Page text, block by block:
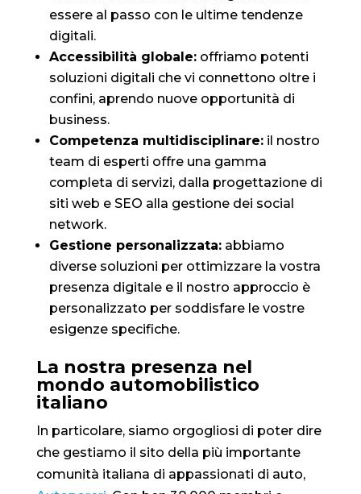
essere al passo con le ultime tendenze
digitali.
Accessibilità globale:offriamo potenti
soluzioni digitali che vi connettono oltre i
confini, aprendo nuove opportunità di
business.
Competenza multidisciplinare:il nostro
team di esperti offre una gamma
completa di servizi, dalla progettazione di
siti web e SEO alla gestione dei social
network.
Gestione personalizzata:abbiamo
diverse soluzioni per ottimizzare la vostra
presenza digitale e il nostro approccio è
personalizzato per soddisfare le vostre
esigenze specifiche.
La nostra presenza nel
mondo automobilistico
italiano
In particolare, siamo orgogliosi di poter dire
che gestiamo il sito della più importante
comunità italiana di appassionati di auto,